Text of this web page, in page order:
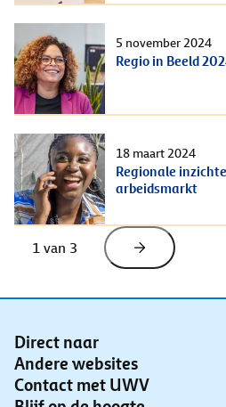
5 november 2024
Regio in Beeld
18 maart 2024
Regionale
arbeidsmarkt
1 van 3
Direct naar
Andere websites
Contact met UWV